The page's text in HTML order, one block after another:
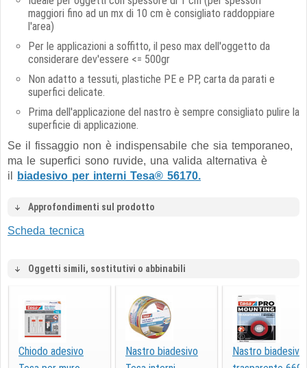
maggiori fino ad un mx di 10 cm è consigliato raddoppiare
l'area)
Per le applicazioni a soffitto, il peso max dell'oggetto da
considerare dev'essere <= 500gr
Non adatto a tessuti, plastiche PE e PP, carta da parati e
superfici delicate.
Prima dell'applicazione del nastro è sempre consigliato pulire la
superficie di applicazione.
Se il fissaggio non è indispensabile che sia temporaneo,
ma le superfici sono ruvide, una valida alternativa è
il
biadesivo per interni Tesa® 56170.
Approfondimenti sul prodotto
Scheda tecnica
Oggetti simili, sostitutivi o abbinabili
Chiodo adesivo
Nastro biadesivo
Nastro biadesivo